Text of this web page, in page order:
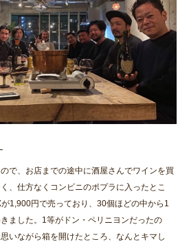
で、お店までの途中に酒屋さんでワインを買
、仕方なくコンビニのポプラに入ったとこ
1,900円で売っており、30個ほどの中から1
ました。1等がドン・ペリニヨンだったの
いながら箱を開けたところ、なんとキマし